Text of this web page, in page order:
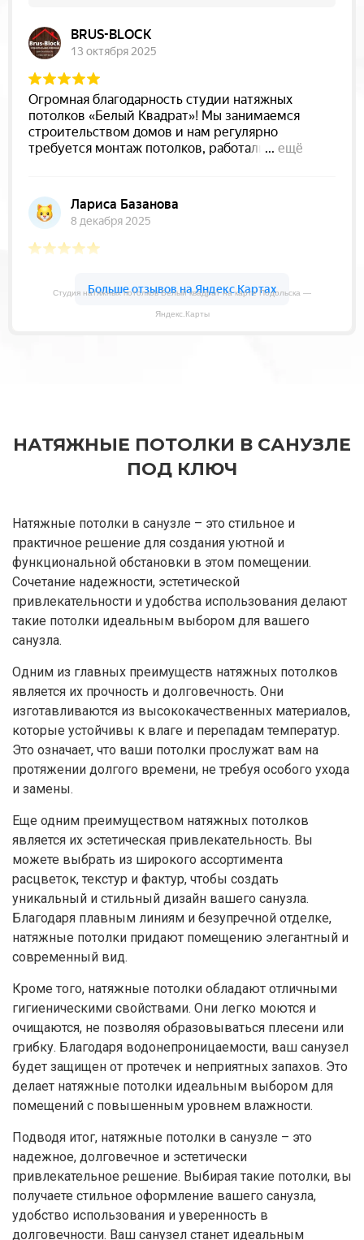
Студия натяжных потолков Белый квадрат на карте Подольска —
Яндекс.Карты
НАТЯЖНЫЕ ПОТОЛКИ В САНУЗЛЕ
ПОД КЛЮЧ
Натяжные потолки в санузле – это стильное и
практичное решение для создания уютной и
функциональной обстановки в этом помещении.
Сочетание надежности, эстетической
привлекательности и удобства использования делают
такие потолки идеальным выбором для вашего
санузла.
Одним из главных преимуществ натяжных потолков
является их прочность и долговечность. Они
изготавливаются из высококачественных материалов,
которые устойчивы к влаге и перепадам температур.
Это означает, что ваши потолки прослужат вам на
протяжении долгого времени, не требуя особого ухода
и замены.
Еще одним преимуществом натяжных потолков
является их эстетическая привлекательность. Вы
можете выбрать из широкого ассортимента
расцветок, текстур и фактур, чтобы создать
уникальный и стильный дизайн вашего санузла.
Благодаря плавным линиям и безупречной отделке,
натяжные потолки придают помещению элегантный и
современный вид.
Кроме того, натяжные потолки обладают отличными
гигиеническими свойствами. Они легко моются и
очищаются, не позволяя образовываться плесени или
грибку. Благодаря водонепроницаемости, ваш санузел
будет защищен от протечек и неприятных запахов. Это
делает натяжные потолки идеальным выбором для
помещений с повышенным уровнем влажности.
Подводя итог, натяжные потолки в санузле – это
надежное, долговечное и эстетически
привлекательное решение. Выбирая такие потолки, вы
получаете стильное оформление вашего санузла,
удобство использования и уверенность в
долговечности. Ваш санузел станет идеальным